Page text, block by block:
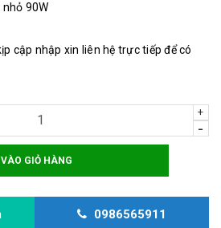
nhỏ 90W
cập nhập xin liên hệ trực tiếp để có
+
-
GIỎ HÀNG
0986565911